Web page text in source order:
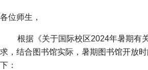
各位师生，
根据《关于国际校区2024年暑期有
求，结合图书馆实际，暑期图书馆开放
下：